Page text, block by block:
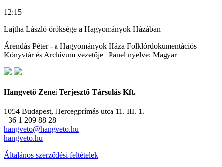
12:15
Lajtha László öröksége a Hagyományok Házában
Árendás Péter - a Hagyományok Háza Folklórdokumentációs
Könyvtár és Archívum vezetője | Panel nyelve: Magyar
Hangvető Zenei Terjesztő Társulás Kft.
1054 Budapest, Hercegprímás utca 11. III. 1.
+36 1 209 88 28
hangveto@hangveto.hu
hangveto.hu
Általános szerződési feltételek